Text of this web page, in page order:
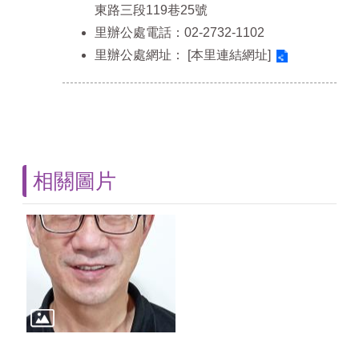
東路三段119巷25號
里辦公處電話：02-2732-1102
里辦公處網址：
[本里連結網址]
相關圖片